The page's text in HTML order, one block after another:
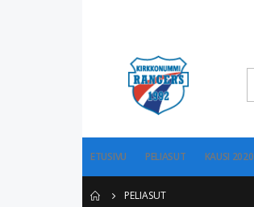
ETUSIVU PELIASUT KAUSI 2020
PELIASUT